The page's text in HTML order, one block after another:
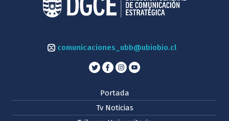
comunicaciones_ubb@ubiobio.cl
Portada
Tv Noticias